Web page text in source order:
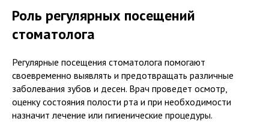
Роль регулярных посещений
стоматолога
Регулярные посещения стоматолога помогают
своевременно выявлять и предотвращать различные
заболевания зубов и десен. Врач проведет осмотр,
оценку состояния полости рта и при необходимости
назначит лечение или гигиенические процедуры.